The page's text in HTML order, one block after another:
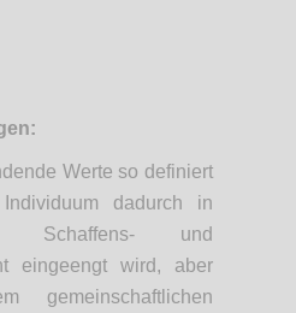
Werte so definiert
dadurch in
Schaffens- und
eingeengt wird, aber
gemeinschaftlichen